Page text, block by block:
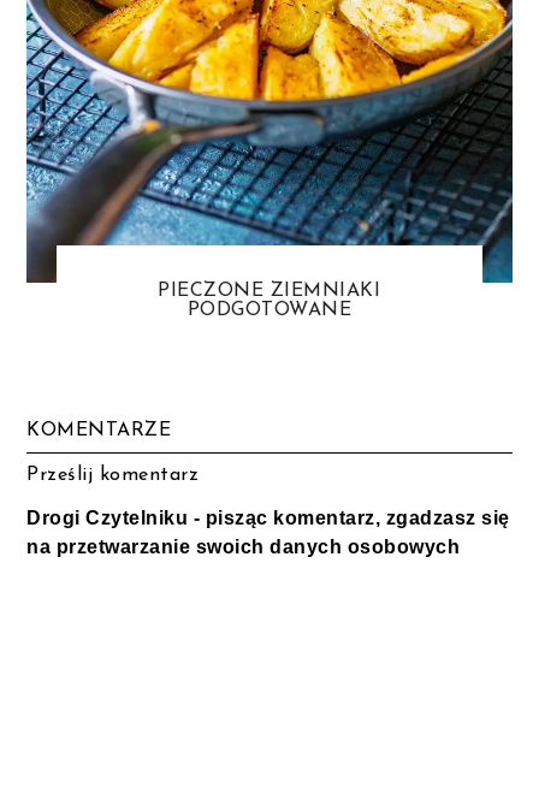
PIECZONE ZIEMNIAKI
PODGOTOWANE
KOMENTARZE
Prześlij komentarz
Drogi Czytelniku - pisząc komentarz, zgadzasz się
na przetwarzanie swoich danych osobowych